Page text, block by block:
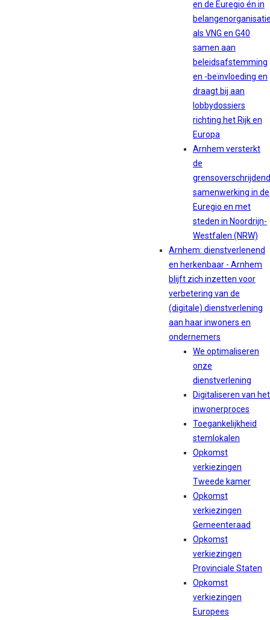
en de Euregio én in
als VNG en G40
samen aan
beleidsafstemming
en -beïnvloeding en
draagt bij aan
lobbydossiers
richting het Rijk en
Europa
Arnhem versterkt
de
samenwerking in de
Euregio en met
steden in Noordrijn-
Westfalen (NRW)
Arnhem: dienstverlenend
en herkenbaar - Arnhem
blijft zich inzetten voor
verbetering van de
(digitale) dienstverlening
aan haar inwoners en
ondernemers
We optimaliseren
onze
dienstverlening
Digitaliseren van het
inwonerproces
Toegankelijkheid
stemlokalen
Opkomst
verkiezingen
Tweede kamer
Opkomst
verkiezingen
Gemeenteraad
Opkomst
verkiezingen
Provinciale Staten
Opkomst
verkiezingen
Europees